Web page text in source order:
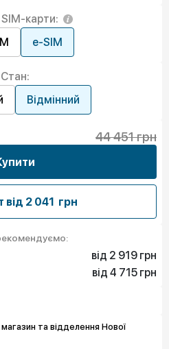
карти:
e-SIM
Стан:
Відмінний
44 451 грн
В кредит від 2 041 грн
від 2 919 грн
2 919 грн
від 4 715 грн
11 899 грн
та відделення Нової